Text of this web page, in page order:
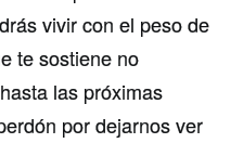
vivir con el peso de
te sostiene no
las próximas
por dejarnos ver